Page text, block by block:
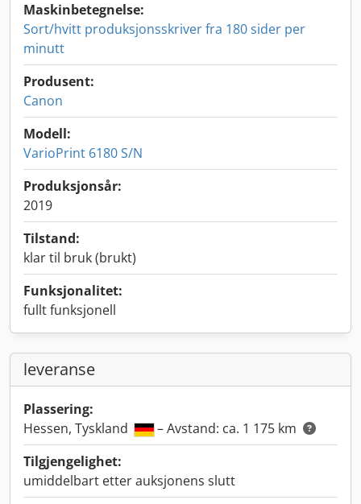
Maskinbetegnelse:
Sort/hvitt produksjonsskriver fra 180 sider per
minutt
Produsent:
Canon
Modell:
VarioPrint 6180 S/N
Produksjonsår:
2019
Tilstand:
klar til bruk (brukt)
Funksjonalitet:
fullt funksjonell
leveranse
Plassering:
Hessen, Tyskland
– Avstand: ca. 1 175 km
Tilgjengelighet:
umiddelbart etter auksjonens slutt